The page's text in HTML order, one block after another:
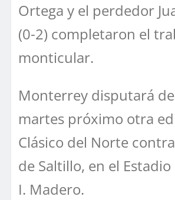
Ortega y el perdedor
(0-2) completaron el
monticular.
Monterrey disputará
martes próximo otra
Clásico del Norte
de Saltillo, en el
I. Madero.